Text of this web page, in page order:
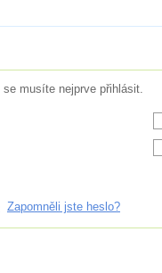
musíte nejprve přihlásit.
Zapomněli jste heslo?